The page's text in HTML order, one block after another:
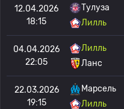
12.04.2026
18:15
Тулуза
Лилль
04.04.2026
22:05
Лилль
Ланс
22.03.2026
19:15
Марсель
Лилль